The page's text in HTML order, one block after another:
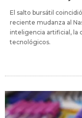
El salto bursátil
reciente mudanza al
inteligencia artificial, la
tecnológicos.